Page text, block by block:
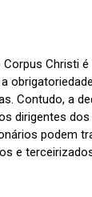
Christi
Contudo, a
dirigentes
podem
e